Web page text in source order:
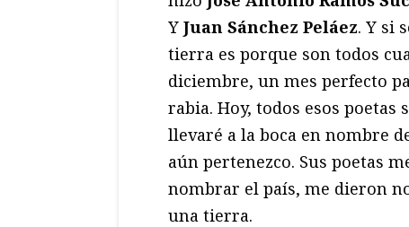
Y Juan Sánchez Peláez. Y si
tierra es porque son todos
diciembre, un mes perfecto
rabia. Hoy, todos esos
llevaré a la boca en nombre
aún pertenezco. Sus poetas
nombrar el país, me dieron
una tierra.